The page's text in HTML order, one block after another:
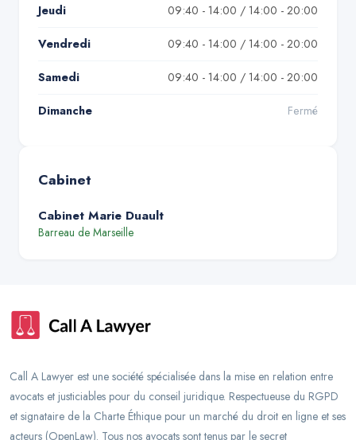
Jeudi 09:40 - 14:00 / 14:00 - 20:00
Vendredi 09:40 - 14:00 / 14:00 - 20:00
Samedi 09:40 - 14:00 / 14:00 - 20:00
Dimanche Fermé
Cabinet
Cabinet Marie Duault
Barreau de Marseille
Call A Lawyer est une société spécialisée dans la mise en relation entre
avocats et justiciables pour du conseil juridique. Respectueuse du RGPD
et signataire de la Charte Éthique pour un marché du droit en ligne et ses
acteurs (OpenLaw). Tous nos avocats sont tenus par le secret